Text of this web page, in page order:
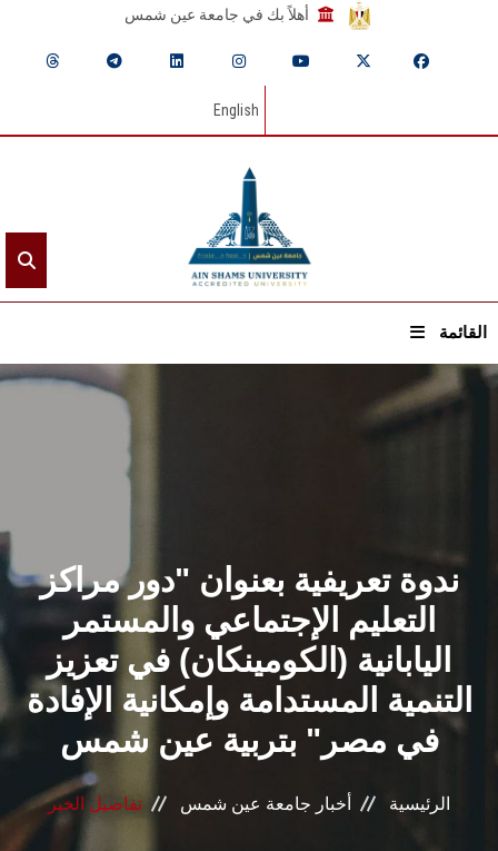
أهلاً بك في جامعة عين شمس
English
القائمة
الشئون الأكاديمية
البحث العلمي
الرعاية الصحية
المراكز والوحدات
الأنظمة الذكية
ندوة تعريفية بعنوان "دور مراكز
التعليم الإجتماعي والمستمر
اليابانية (الكومينكان) في تعزيز
التنمية المستدامة وإمكانية الإفادة
في مصر" بتربية عين شمس
الرئيسية أخبار جامعة عين شمس تفاصيل الخبر